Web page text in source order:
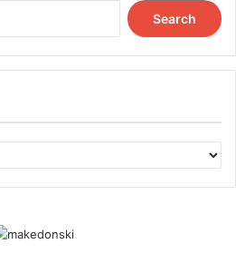
и меѓународни
Search
for: